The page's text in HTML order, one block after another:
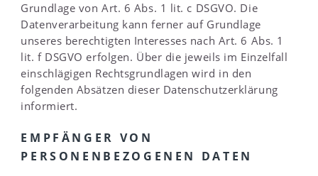
Grundlage von Art. 6 Abs. 1 lit. c DSGVO. Die
Datenverarbeitung kann ferner auf Grundlage
unseres berechtigten Interesses nach Art. 6 Abs. 1
lit. f DSGVO erfolgen. Über die jeweils im Einzelfall
einschlägigen Rechtsgrundlagen wird in den
folgenden Absätzen dieser Datenschutzerklärung
informiert.
EMPFÄNGER VON
PERSONENBEZOGENEN DATEN